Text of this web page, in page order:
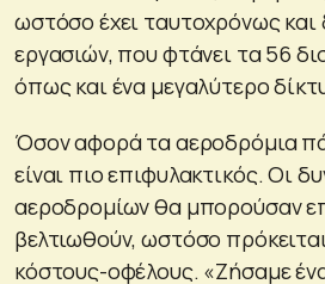
ωστόσο έχει ταυτοχρόνως και
εργασιών, που φτάνει τα 56
όπως και ένα μεγαλύτερο
Όσον αφορά τα αεροδρόμια
είναι πιο επιφυλακτικός. Οι
αεροδρομίων θα μπορούσαν
βελτιωθούν, ωστόσο
κόστους-οφέλους. «Ζήσαμε